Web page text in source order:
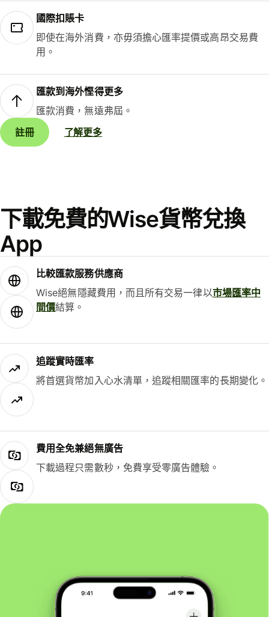
國際扣賬卡
即使在海外消費，亦毋須擔心匯率提價或高昂交易費
用。
匯款到海外慳得更多
匯款消費，無遠弗屆。
註冊
了解更多
下載免費的Wise貨幣兌換
App
比較匯款服務供應商
Wise絕無隱藏費用，而且所有交易一律以市場匯率中
間價結算。
追蹤實時匯率
將首選貨幣加入心水清單，追蹤相關匯率的長期變化。
費用全免兼絕無廣告
下載過程只需數秒，免費享受零廣告體驗。